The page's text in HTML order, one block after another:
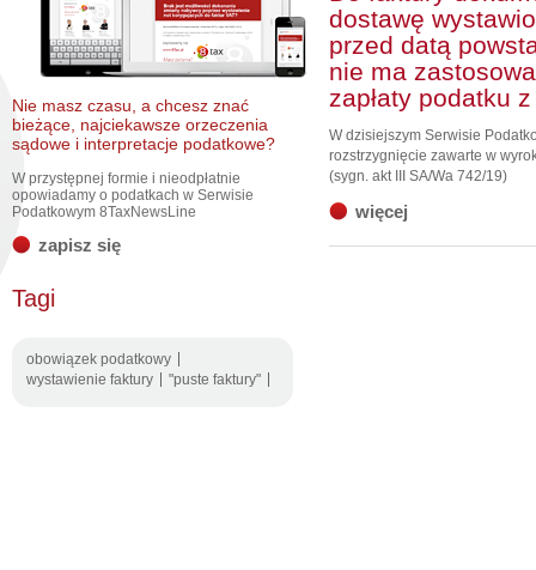
Nie masz czasu, a chcesz znać
bieżące, najciekawsze orzeczenia
sądowe i interpretacje podatkowe?
W przystępnej formie i nieodpłatnie
opowiadamy o podatkach w Serwisie
Podatkowym 8TaxNewsLine
zapisz się
Tagi
obowiązek podatkowy
wystawienie faktury
"puste faktury"
dostawę
przed datą
nie ma
zapłaty podatku
W dzisiejszym Serwisie
rozstrzygnięcie zawarte w
(sygn. akt III SA/Wa 742/19)
więcej